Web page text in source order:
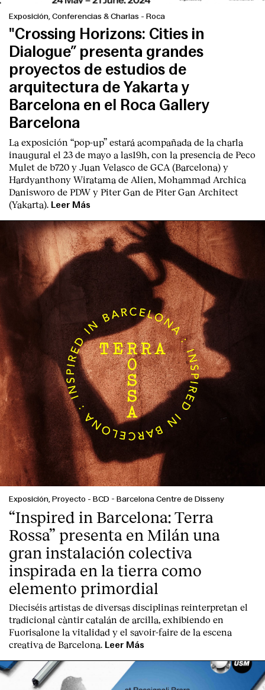
Exposición, Conferencias & Charlas - Roca
"Crossing Horizons: Cities in
Dialogue” presenta grandes
proyectos de estudios de
arquitectura de Yakarta y
Barcelona en el Roca Gallery
Barcelona
La exposición “pop-up” estará acompañada de la charla
inaugural el 23 de mayo a las19h, con la presencia de Peco
Mulet de b720 y Juan Velasco de GCA (Barcelona) y
Hardyanthony Wiratama de Alien, Mohammad Archica
Danisworo de PDW y Piter Gan de Piter Gan Architect
(Yakarta). Leer Más
Exposición, Proyecto - BCD - Barcelona Centre de Disseny
“Inspired in Barcelona: Terra
Rossa” presenta en Milán una
gran instalación colectiva
inspirada en la tierra como
elemento primordial
Dieciséis artistas de diversas disciplinas reinterpretan el
tradicional càntir catalán de arcilla, exhibiendo en
Fuorisalone la vitalidad y el savoir-faire de la escena
creativa de Barcelona. Leer Más